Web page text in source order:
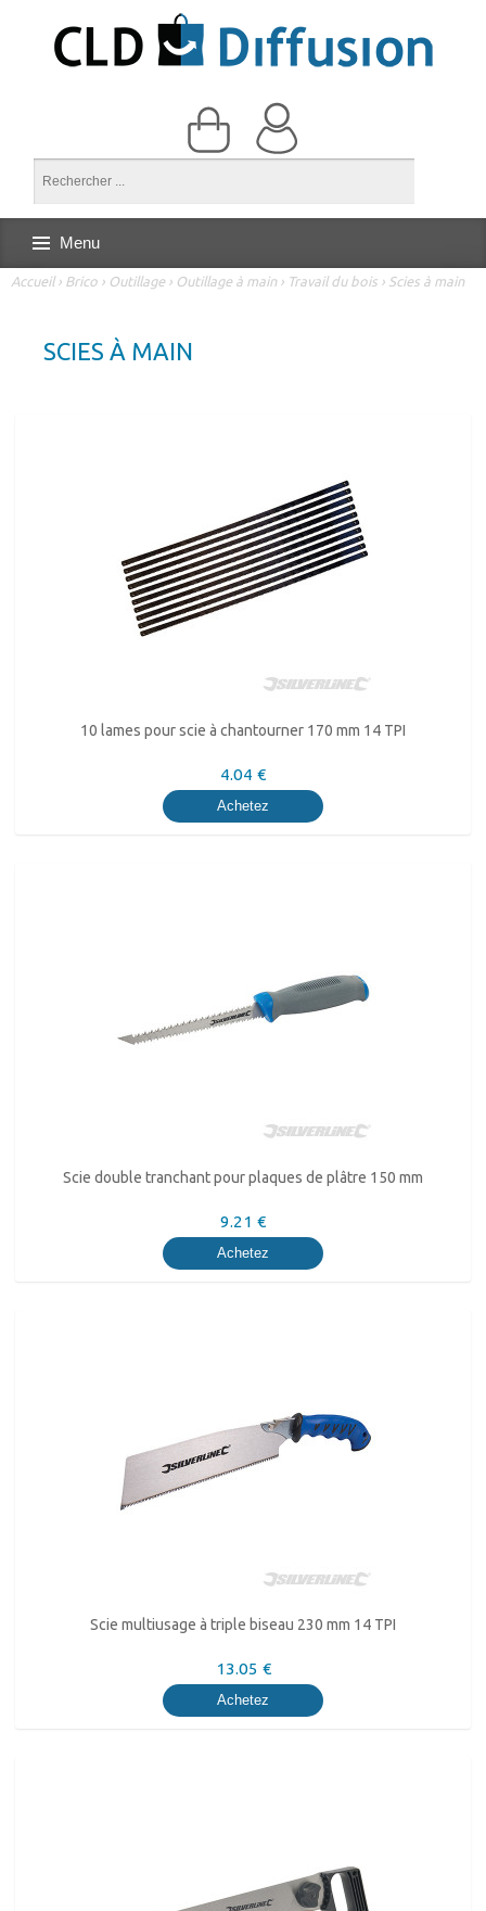
Menu
Accueil› Brico › Outillage › Outillage à main › Travail du bois › Scies à main
SCIES À MAIN
10 lames pour scie à chantourner 170 mm 14 TPI
4.04 €
Achetez
Scie double tranchant pour plaques de plâtre 150 mm
9.21 €
Achetez
Scie multiusage à triple biseau 230 mm 14 TPI
13.05 €
Achetez